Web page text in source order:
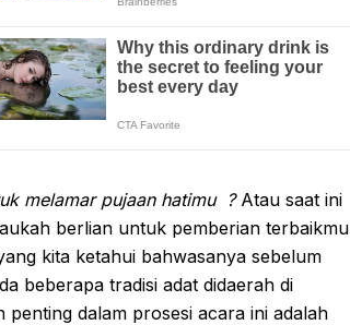
melamar pujaan hatimu ? Atau saat ini
berlian untuk pemberian terbaikmu
kita ketahui bahwasanya sebelum
beberapa tradisi adat didaerah di
penting dalam prosesi acara ini adalah